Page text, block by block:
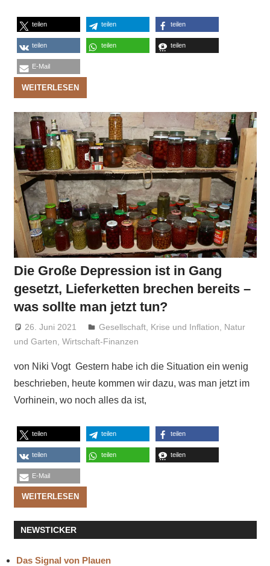
teilen teilen teilen
teilen teilen teilen
E-Mail
WEITERLESEN
Die Große Depression ist in Gang
gesetzt, Lieferketten brechen bereits –
was sollte man jetzt tun?
26. Juni 2021 Niki Vogt
Gesellschaft Krise und Inflation
Natur
und Garten Wirtschaft-Finanzen
von Niki Vogt Gestern habe ich die Situation ein wenig
beschrieben, heute kommen wir dazu, was man jetzt im
Vorhinein, wo noch alles da ist,
teilen teilen teilen
teilen teilen teilen
E-Mail
WEITERLESEN
NEWSTICKER
Das Signal von Plauen